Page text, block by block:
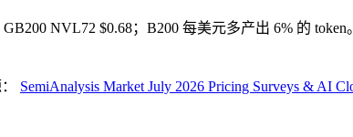
NVL72 $0.68；B200 每美元多产出 6% 的 token。
SemiAnalysis Market July 2026 Pricing Surveys & AI